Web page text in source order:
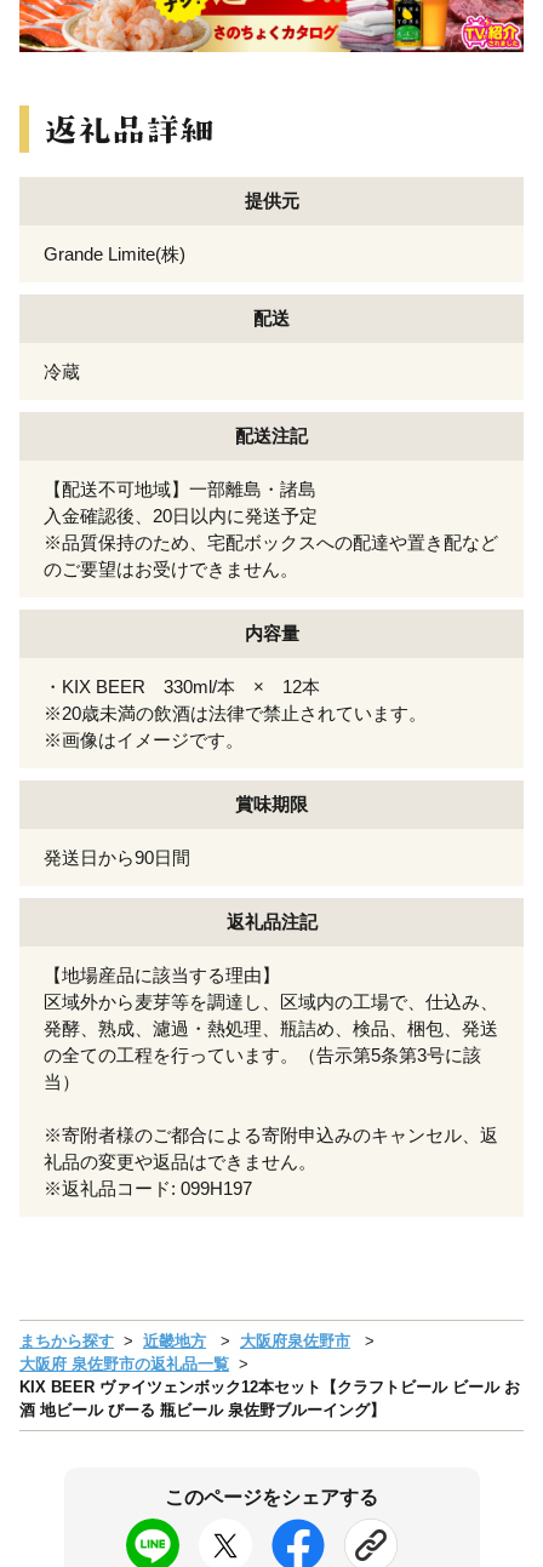
提供元
Grande Limite(株)
配送
冷蔵
配送注記
【配送不可地域】一部離島・諸島
入金確認後、20日以内に発送予定
※品質保持のため、宅配ボックスへの配達や置き配など
のご要望はお受けできません。
内容量
・KIX BEER 330ml/本 × 12本
※20歳未満の飲酒は法律で禁止されています。
※画像はイメージです。
賞味期限
発送日から90日間
返礼品注記
【地場産品に該当する理由】
区域外から麦芽等を調達し、区域内の工場で、仕込み、
発酵、熟成、濾過・熱処理、瓶詰め、検品、梱包、発送
の全ての工程を行っています。（告示第5条第3号に該
当）
※寄附者様のご都合による寄附申込みのキャンセル、返
礼品の変更や返品はできません。
※返礼品コード: 099H197
まちから探す 近畿地方
大阪府泉佐野市
大阪府 泉佐野市の返礼品一覧
KIX BEER ヴァイツェンボック12本セット【クラフトビール ビール お
酒 地ビール びーる 瓶ビール 泉佐野ブルーイング】
このページをシェアする